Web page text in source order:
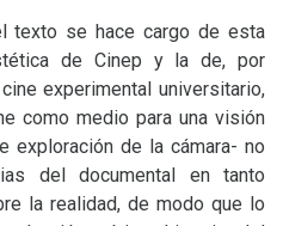
texto se hace cargo de esta
de Cinep y la de, por
experimental universitario,
como medio para una visión
exploración de la cámara- no
del documental en tanto
la realidad, de modo que lo